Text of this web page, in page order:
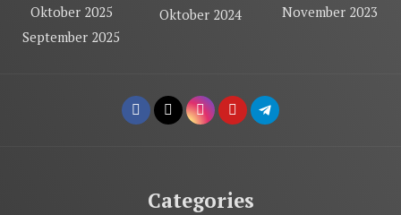
Oktober 2025
September 2025
Oktober 2024
November 2023
Categories